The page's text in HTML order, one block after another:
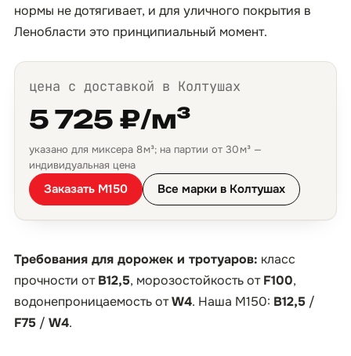
нормы не дотягивает, и для уличного покрытия в
Ленобласти это принципиальный момент.
цена с доставкой в Колтушах
5 725 ₽/м³
указано для миксера 8 м³; на партии от 30 м³ —
индивидуальная цена
Заказать М150 Все марки в Колтушах
Требования для дорожек и тротуаров: класс
прочности отB12,5, морозостойкость отF100,
водонепроницаемость отW4. Наша М150: B12,5 /
F75 / W4.